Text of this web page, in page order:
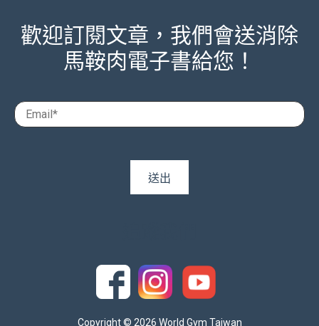
歡迎訂閱文章，我們會送消除
馬鞍肉電子書給您！
Copyright © 2026 World Gym Taiwan